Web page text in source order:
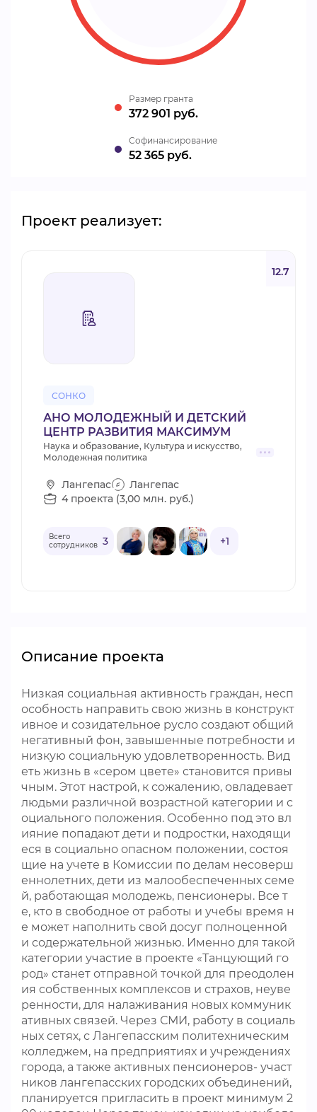
Размер гранта
372 901 руб.
Cофинансирование
52 365 руб.
Проект реализует:
СОНКО
12.7
АНО МОЛОДЕЖНЫЙ И ДЕТСКИЙ
ЦЕНТР РАЗВИТИЯ МАКСИМУМ
Наука и образование, Культура и искусство,
Молодежная политика
Лангепас
Лангепас
4 проекта (3,00 млн. руб.)
Всего
сотрудников 3 +1
Описание проекта
Низкая социальная активность граждан, несп
особность направить свою жизнь в конструкт
ивное и созидательное русло создают общий
негативный фон, завышенные потребности и
низкую социальную удовлетворенность. Вид
еть жизнь в «сером цвете» становится привы
чным. Этот настрой, к сожалению, овладевает
людьми различной возрастной категории и с
оциального положения. Особенно под это вл
ияние попадают дети и подростки, находящи
еся в социально опасном положении, состоя
щие на учете в Комиссии по делам несоверш
еннолетних, дети из малообеспеченных семе
й, работающая молодежь, пенсионеры. Все т
е, кто в свободное от работы и учебы время н
е может наполнить свой досуг полноценной
и содержательной жизнью. Именно для такой
категории участие в проекте «Танцующий го
род» станет отправной точкой для преодолен
ия собственных комплексов и страхов, неуве
ренности, для налаживания новых коммуник
ативных связей. Через СМИ, работу в социаль
ных сетях, с Лангепасским политехническим
колледжем, на предприятиях и учреждениях
города, а также активных пенсионеров- участ
ников лангепасских городских объединений,
планируется пригласить в проект минимум 2